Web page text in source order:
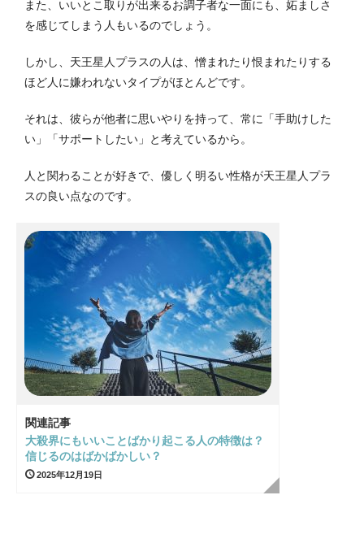
また、いいとこ取りが出来るお調子者な一面にも、妬ましさ
を感じてしまう人もいるのでしょう。
しかし、天王星人プラスの人は、憎まれたり恨まれたりする
ほど人に嫌われないタイプがほとんどです。
それは、彼らが他者に思いやりを持って、常に「手助けした
い」「サポートしたい」と考えているから。
人と関わることが好きで、優しく明るい性格が天王星人プラ
スの良い点なのです。
関連記事
大殺界にもいいことばかり起こる人の特徴は？
信じるのはばかばかしい？
2025年12月19日